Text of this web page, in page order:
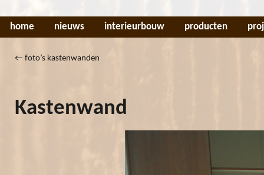
home nieuws interieurbouw producten
← foto’s kastenwanden
Kastenwand